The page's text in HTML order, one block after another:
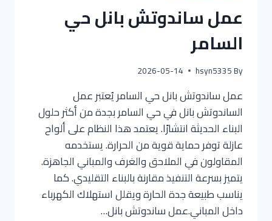
عمل ساندوتش بانل حي
السامر
By
hsyn5335
2026-05-14
عمل ساندوتش بانل حي السامر يُعتبر عمل
الساندوتش بانل في حي السامر بجدة من أكثر حلول
البناء الحديثة انتشارًا. يعتمد هذا النظام على ألواح
عازلة توفر حماية قوية من الحرارة. يستخدمه
المقاولون في الملاحق والغرف والمباني الجاهزة.
يتميز بسرعة التنفيذ مقارنة بالبناء التقليدي. كما
يناسب طبيعة جدة الحارة ويقلل استهلاك الكهرباء
داخل المباني.عمل ساندوتش بانل…